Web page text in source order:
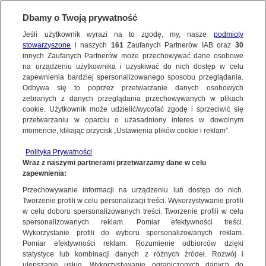
LUBLIN
Brutalnie pobili, nieprzytomnych podpalili
na stosie z mebli. Ruszył proces
22.10.2025, 14:27
Czyta lektor AI
Dbamy o Twoją prywatność
Jeśli użytkownik wyrazi na to zgodę, my, nasze podmioty
stowarzyszone i naszych 161Zaufanych Partnerów IAB oraz 30
innych Zaufanych Partnerów może przechowywać dane osobowe
na urządzeniu użytkownika i uzyskiwać do nich dostęp w celu
zapewnienia bardziej spersonalizowanego sposobu przeglądania.
Odbywa się to poprzez przetwarzanie danych osobowych
zebranych z danych przeglądania przechowywanych w plikach
cookie. Użytkownik może udzielić/wycofać zgodę i sprzeciwić się
przetwarzaniu w oparciu o uzasadniony interes w dowolnym
momencie, klikając przycisk „Ustawienia plików cookie i reklam”.
Polityka Prywatności
Wraz z naszymi partnerami przetwarzamy dane w celu
zapewnienia:
Przechowywanie informacji na urządzeniu lub dostęp do nich.
Tworzenie profili w celu personalizacji treści. Wykorzystywanie profili
w celu doboru spersonalizowanych treści. Tworzenie profili w celu
spersonalizowanych reklam. Pomiar efektywności treści.
Wykorzystanie profili do wyboru spersonalizowanych reklam.
Pomiar efektywności reklam. Rozumienie odbiorców dzięki
statystyce lub kombinacji danych z różnych źródeł. Rozwój i